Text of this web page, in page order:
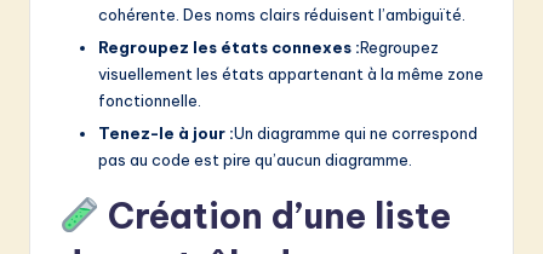
cohérente. Des noms clairs réduisent l’ambiguïté.
Regroupez les états connexes :Regroupez
visuellement les états appartenant à la même zone
fonctionnelle.
Tenez-le à jour :Un diagramme qui ne correspond
pas au code est pire qu’aucun diagramme.
Création d’une liste